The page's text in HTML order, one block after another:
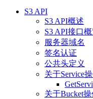
S3 API
S3 API概述
S3 API接口
服务器域名
签名认证
公共头定义
关于Service
关于Bucket